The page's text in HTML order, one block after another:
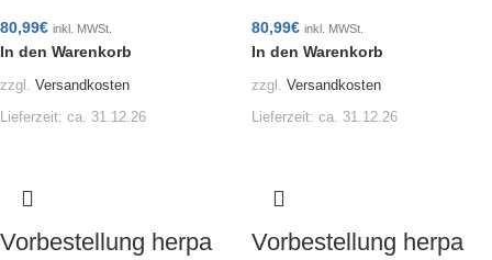
80,99€ inkl. MWSt.
In den Warenkorb
zzgl. Versandkosten
Lieferzeit: ca. 31.12.26
80,99€ inkl. MWSt.
In den Warenkorb
zzgl. Versandkosten
Lieferzeit: ca. 31.12.26
Vorbestellung herpa
Vorbestellung herpa